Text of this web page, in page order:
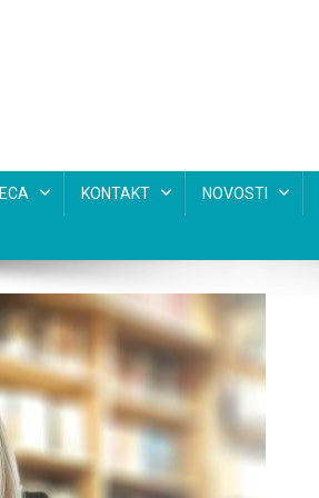
KONTAKT NOVOSTI